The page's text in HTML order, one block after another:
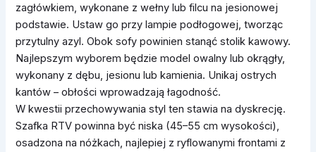
zagłówkiem, wykonane z wełny lub filcu na jesionowej
podstawie. Ustaw go przy lampie podłogowej, tworząc
przytulny azyl. Obok sofy powinien stanąć stolik kawowy.
Najlepszym wyborem będzie model owalny lub okrągły,
wykonany z dębu, jesionu lub kamienia. Unikaj ostrych
kantów – obłości wprowadzają łagodność.
W kwestii przechowywania styl ten stawia na dyskrecję.
Szafka RTV powinna być niska (45–55 cm wysokości),
osadzona na nóżkach, najlepiej z ryflowanymi frontami z